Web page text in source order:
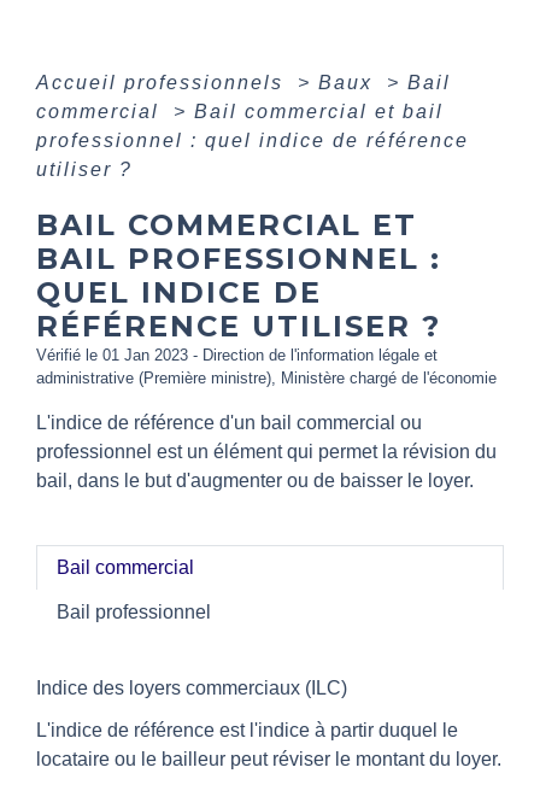
Accueil professionnels > Baux > Bail
commercial
> Bail commercial et bail
professionnel : quel indice de référence
utiliser ?
BAIL COMMERCIAL ET
BAIL PROFESSIONNEL :
QUEL INDICE DE
RÉFÉRENCE UTILISER ?
Vérifié le 01 Jan 2023 - Direction de l'information légale et
administrative (Première ministre), Ministère chargé de l'économie
L'indice de référence d'un bail commercial ou
professionnel est un élément qui permet la révision du
bail, dans le but d'augmenter ou de baisser le loyer.
Bail commercial
Bail professionnel
Indice des loyers commerciaux (ILC)
L'indice de référence est l'indice à partir duquel le
locataire ou le bailleur peut réviser le montant du loyer.